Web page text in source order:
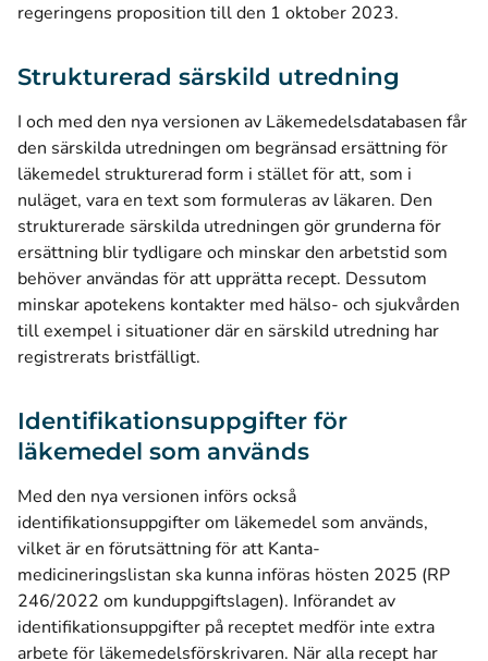
regeringens proposition till den 1 oktober 2023.
Strukturerad särskild utredning
I och med den nya versionen av Läkemedelsdatabasen får
den särskilda utredningen om begränsad ersättning för
läkemedel strukturerad form i stället för att, som i
nuläget, vara en text som formuleras av läkaren. Den
strukturerade särskilda utredningen gör grunderna för
ersättning blir tydligare och minskar den arbetstid som
behöver användas för att upprätta recept. Dessutom
minskar apotekens kontakter med hälso- och sjukvården
till exempel i situationer där en särskild utredning har
registrerats bristfälligt.
Identifikationsuppgifter för
läkemedel som används
Med den nya versionen införs också
identifikationsuppgifter om läkemedel som används,
vilket är en förutsättning för att Kanta-
medicineringslistan ska kunna införas hösten 2025 (RP
246/2022 om kunduppgiftslagen). Införandet av
identifikationsuppgifter på receptet medför inte extra
arbete för läkemedelsförskrivaren. När alla recept har